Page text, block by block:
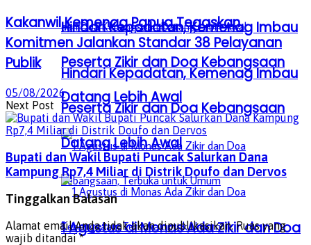
Hindari Kepadatan, Kemenag Imbau
Peserta Zikir dan Doa Kebangsaan
Datang Lebih Awal
1 Agustus di Monas Ada Zikir dan Doa
Hindari Kepadatan, Kemenag Imbau
Peserta Zikir dan Doa Kebangsaan
Datang Lebih Awal
Kakanwil Kemenag Papua Tegaskan
Komitmen Jalankan Standar 38 Pelayanan
Publik
05/08/2026
Next Post
Bupati dan Wakil Bupati Puncak Salurkan Dana
Kampung Rp7,4 Miliar di Distrik Doufo dan Dervos
Tinggalkan Balasan
Alamat email Anda tidak akan dipublikasikan. Ruas yang
wajib ditandai*